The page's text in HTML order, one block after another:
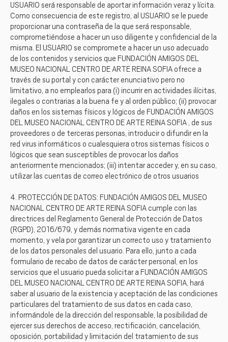
USUARIO será responsable de aportar información veraz y lícita.
Como consecuencia de este registro, al USUARIO se le puede
proporcionar una contraseña de la que será responsable,
comprometiéndose a hacer un uso diligente y confidencial de la
misma. El USUARIO se compromete a hacer un uso adecuado
de los contenidos y servicios que FUNDACIÓN AMIGOS DEL
MUSEO NACIONAL CENTRO DE ARTE REINA SOFIA ofrece a
través de su portal y con carácter enunciativo pero no
limitativo, a no emplearlos para (i) incurrir en actividades ilícitas,
ilegales o contrarias a la buena fe y al orden público; (ii) provocar
daños en los sistemas físicos y lógicos de FUNDACIÓN AMIGOS
DEL MUSEO NACIONAL CENTRO DE ARTE REINA SOFIA , de sus
proveedores o de terceras personas, introducir o difundir en la
red virus informáticos o cualesquiera otros sistemas físicos o
lógicos que sean susceptibles de provocar los daños
anteriormente mencionados; (iii) intentar acceder y, en su caso,
utilizar las cuentas de correo electrónico de otros usuarios
4. PROTECCIÓN DE DATOS: FUNDACIÓN AMIGOS DEL MUSEO
NACIONAL CENTRO DE ARTE REINA SOFIA cumple con las
directrices del Reglamento General de Protección de Datos
(RGPD), 2016/679, y demás normativa vigente en cada
momento, y vela por garantizar un correcto uso y tratamiento
de los datos personales del usuario. Para ello, junto a cada
formulario de recabo de datos de carácter personal, en los
servicios que el usuario pueda solicitar a FUNDACIÓN AMIGOS
DEL MUSEO NACIONAL CENTRO DE ARTE REINA SOFIA, hará
saber al usuario de la existencia y aceptación de las condiciones
particulares del tratamiento de sus datos en cada caso,
informándole de la dirección del responsable, la posibilidad de
ejercer sus derechos de acceso, rectificación, cancelación,
oposición, portabilidad y limitación del tratamiento de sus